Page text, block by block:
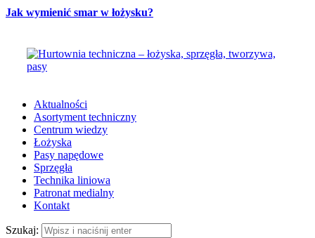
Jak wymienić smar w łożysku?
Aktualności
Asortyment techniczny
Centrum wiedzy
Łożyska
Pasy napędowe
Sprzęgła
Technika liniowa
Patronat medialny
Kontakt
Szukaj: